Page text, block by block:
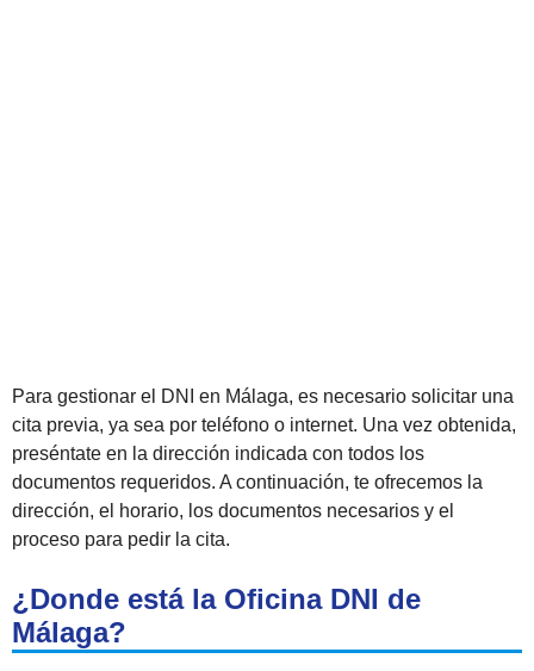
Para gestionar el DNI en Málaga, es necesario solicitar una
cita previa, ya sea por teléfono o internet. Una vez obtenida,
preséntate en la dirección indicada con todos los
documentos requeridos. A continuación, te ofrecemos la
dirección, el horario, los documentos necesarios y el
proceso para pedir la cita.
¿Donde está la Oficina DNI de
Málaga?